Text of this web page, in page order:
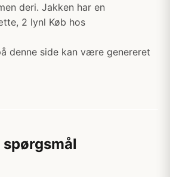
deri. Jakken har en
2 lynl Køb hos
denne side kan være genereret